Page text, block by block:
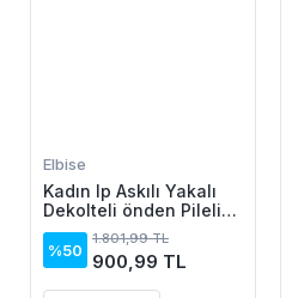
Elbise
Kadın Ip Askılı Yakalı
Dekolteli önden Pileli
Midi Ithal Krep Elbise
%50
1.801,99 TL
900,99 TL